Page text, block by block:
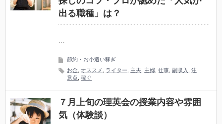
出る職種」は？
…
節約・お小遣い稼ぎ
お金 オススメ ライター 主夫 主婦 ,仕事 ,副収入 ,注
意点 ,稼ぐ
７月上旬の理英会の授業内容や雰囲
気（体験談）